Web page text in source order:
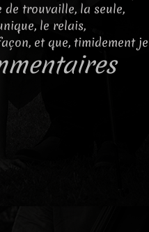
de trouvaille, la seule,
le relais,
et que, timidement